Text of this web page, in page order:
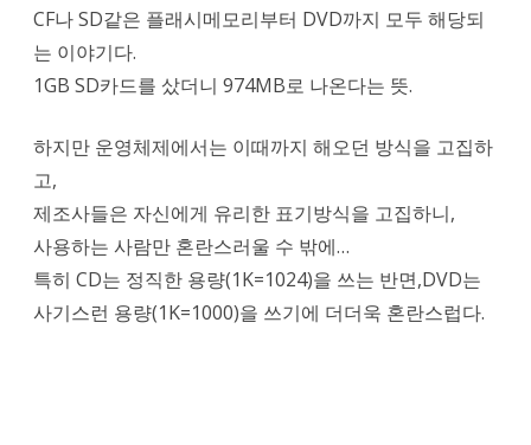
CF나 SD같은 플래시메모리부터 DVD까지 모두 해당되
는 이야기다.
1GB SD카드를 샀더니 974MB로 나온다는 뜻.
하지만 운영체제에서는 이때까지 해오던 방식을 고집하
고,
제조사들은 자신에게 유리한 표기방식을 고집하니,
사용하는 사람만 혼란스러울 수 밖에…
특히 CD는 정직한 용량(1K=1024)을 쓰는 반면,DVD는
사기스런 용량(1K=1000)을 쓰기에 더더욱 혼란스럽다.